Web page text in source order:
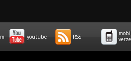
youtube RSS
verze